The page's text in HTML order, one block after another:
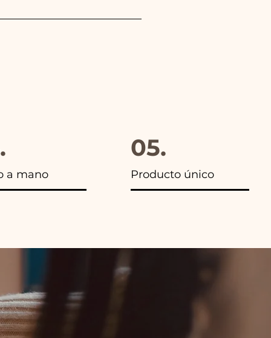
además en todos los
a mano
05.
Producto único